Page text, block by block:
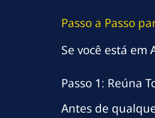
Passo a Passo
Se você está em
Passo 1: Reúna
Antes de